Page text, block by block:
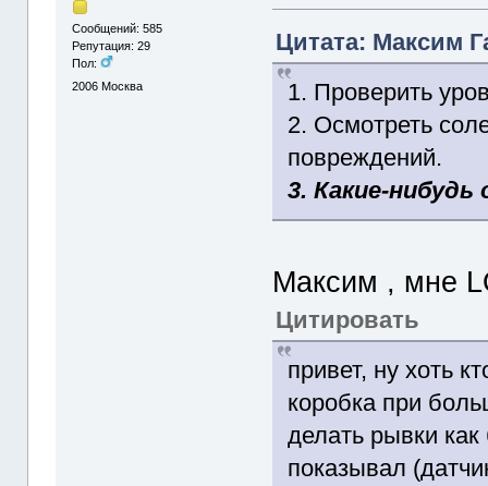
Сообщений: 585
Репутация: 29
Пол:
2006 Москва
Цитата: Максим
1. Проверить
2. Осмотреть
повреждений.
3. Какие-
Максим , мне
Цитировать
привет, ну хоть
коробка при
делать рывки как
показывал